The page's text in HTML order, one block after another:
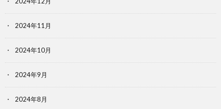
2024年11月
2024年10月
2024年9月
2024年8月